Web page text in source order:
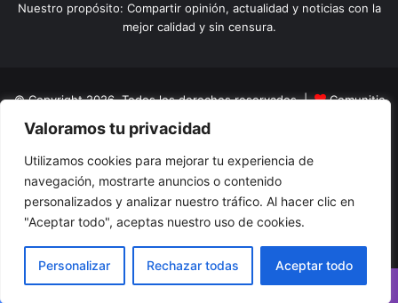
Valoramos tu privacidad
Utilizamos cookies para mejorar tu experiencia de
navegación, mostrarte anuncios o contenido
personalizados y analizar nuestro tráfico. Al hacer clic en
"Aceptar todo", aceptas nuestro uso de cookies.
Personalizar Rechazar todas Aceptar todo
Nuestro propósito: Compartir opinión, actualidad y noticias con la
mejor calidad y sin censura.
© Copyright 2026, Todos los derechos reservados |
Comunitic
SAS BICNit 901228106
Home
Actualidad Variedades Opinion Turismo
El Tinteadero
Caricaturas Reportajes
FacebookYouTubeInstagram